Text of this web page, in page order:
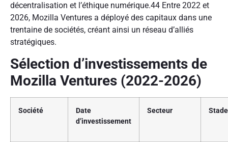
décentralisation et l’éthique numérique.44 Entre 2022 et
2026, Mozilla Ventures a déployé des capitaux dans une
trentaine de sociétés, créant ainsi un réseau d’alliés
stratégiques.
Sélection d’investissements de
Mozilla Ventures (2022-2026)
Société
Date
d’investissement
Secteur Stade